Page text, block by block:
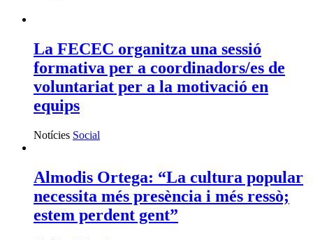
La FECEC organitza una sessió
formativa per a coordinadors/es de
voluntariat per a la motivació en
equips
Notícies Social
Almodis Ortega: “La cultura popular
necessita més presència i més ressò;
estem perdent gent”